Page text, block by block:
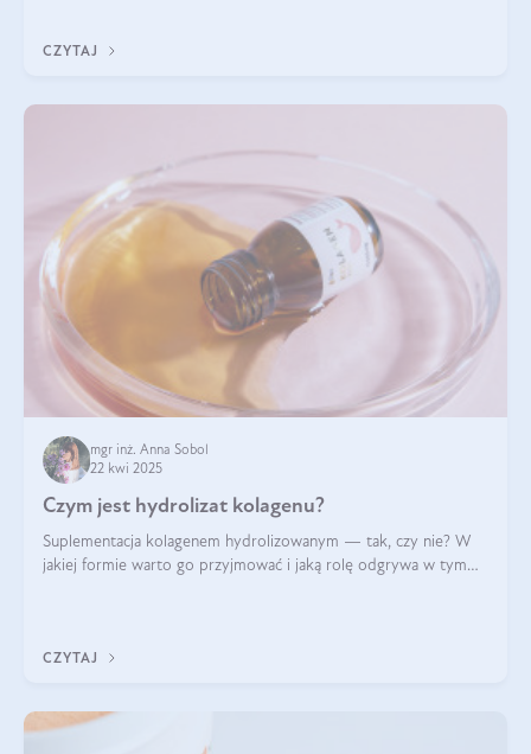
CZYTAJ
mgr inż. Anna Sobol
22 kwi 2025
Czym jest hydrolizat kolagenu?
Suplementacja kolagenem hydrolizowanym — tak, czy nie? W
jakiej formie warto go przyjmować i jaką rolę odgrywa w tym
CZYTAJ